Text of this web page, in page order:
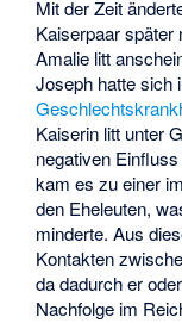
Mit der Zeit
Kaiserpaar später
Amalie litt
Joseph hatte sich
Kaiserin litt unter
negativen
kam es zu einer
den Eheleuten,
minderte. Aus
Kontakten
da dadurch er
Nachfolge im